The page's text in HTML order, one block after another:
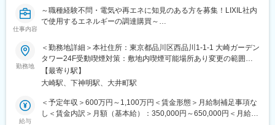
PayPayにおける中長期的な新規保険サービスの企画・立ち上げ
や、さまざまな外部事業者との事業提携に携わっていただきま
す。
発
・外部事業者との提携による、新規事業の創出
■チーム紹介
んミニアプリのサービス運営を行っています。
私たちのミッションは、保険のデジタルプラットフォーマーとな
仕事内容
～職種経験不問・電気や再エネに知見のある方を募集！LIXIL社内
で使用するエネルギーの調達購買～
■概要：
LIXILでは国内だけで36か所の生産拠点と113か所のショールーム
を有しており、日々の消費エネルギー(電気・ガス)は膨大なものと
なっています。
コロナ以降、エネルギー市況の大きな変動やメニュー・契約方法
の多様化等により上記のコストは会社業績に多大なインパクトを
与えるものとして年々社内における重要度・注目度が増していま
勤務地
＜勤務地詳細＞本社住所：東京都品川区西品川1-1-1 大崎ガーデン
タワー24F受動喫煙対策：敷地内喫煙可能場所あり変更の範囲：
会社の定める事業所（リモートワーク含む）
【最寄り駅】
大崎駅、下神明駅、大井町駅
給与
＜予定年収＞600万円～1,100万円＜賃金形態＞月給制補足事項な
し＜賃金内訳＞月額（基本給）：350,000円～650,000円＜月給＞